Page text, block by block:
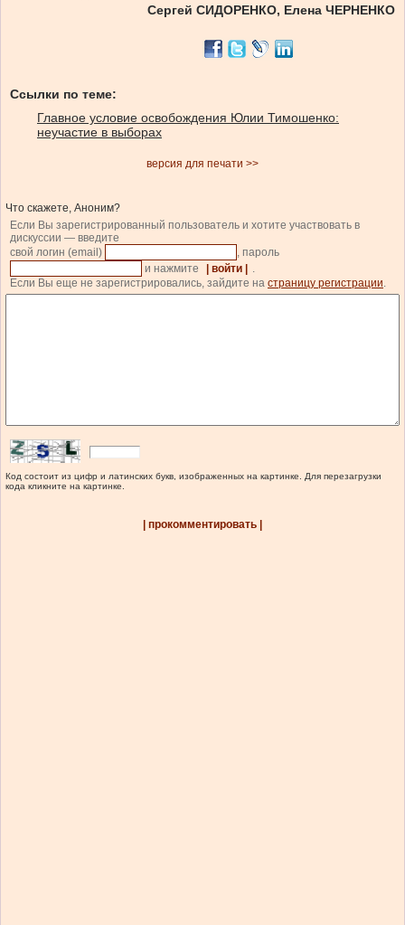
Сергей СИДОРЕНКО, Елена ЧЕРНЕНКО
Ссылки по теме:
Главное условие освобождения Юлии Тимошенко:
неучастие в выборах
версия для печати >>
Что скажете, Аноним?
Если Вы зарегистрированный пользователь и хотите участвовать в
дискуссии — введите
свой логин (email)
, пароль
и нажмите
| войти |
.
Если Вы еще не зарегистрировались, зайдите на страницу регистрации.
Код состоит из цифр и латинских букв, изображенных на картинке. Для перезагрузки
кода кликните на картинке.
| прокомментировать |